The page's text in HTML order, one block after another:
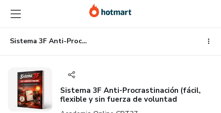
contenido
principal
la
página
de
pie
página
Sistema 3F Anti-Procrastinación (fácil, flexible y sin fuerza de voluntad
Sistema 3F Anti-Procrastinación (fácil,
flexible y sin fuerza de voluntad